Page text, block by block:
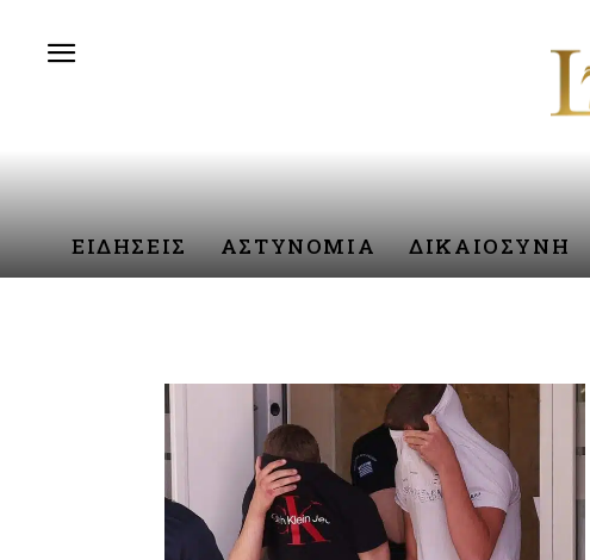
ΕΙΔΗΣΕΙΣ ΑΣΤΥΝΟΜΙΑ ΔΙΚΑΙΟΣΥΝΗ